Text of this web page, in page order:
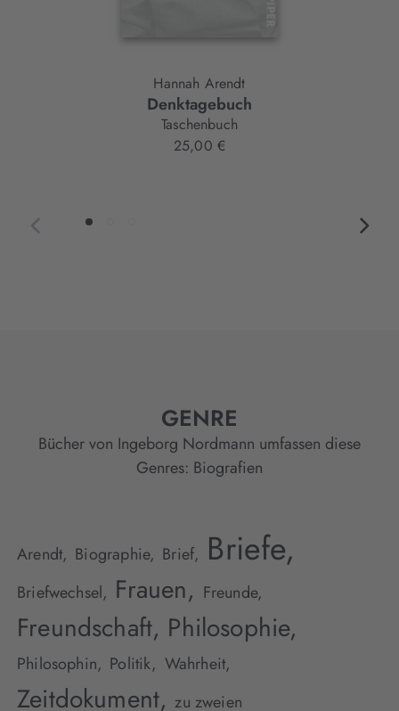
Hannah Arendt
Denktagebuch
Taschenbuch
25,00 €
GENRE
Bücher von Ingeborg Nordmann umfassen diese
Genres: Biografien
Arendt, Biographie, Brief, Briefe,
Briefwechsel, Frauen, Freunde,
Freundschaft, Philosophie,
Philosophin, Politik, Wahrheit,
Zeitdokument, zu zweien